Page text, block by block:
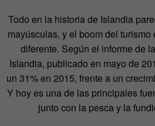
Todo en la historia de Islandia
mayúsculas, y el boom del
diferente. Según el informe de
Islandia, publicado en mayo de
un 31% en 2015, frente a un
Y hoy es una de las principales
junto con la pesca y la